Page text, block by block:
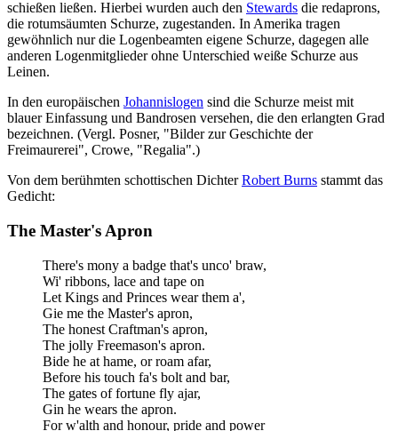
schießen ließen. Hierbei wurden auch den Stewards die redaprons,
die rotumsäumten Schurze, zugestanden. In Amerika tragen
gewöhnlich nur die Logenbeamten eigene Schurze, dagegen alle
anderen Logenmitglieder ohne Unterschied weiße Schurze aus
Leinen.
In den europäischen Johannislogen sind die Schurze meist mit
blauer Einfassung und Bandrosen versehen, die den erlangten Grad
bezeichnen. (Vergl. Posner, "Bilder zur Geschichte der
Freimaurerei", Crowe, "Regalia".)
Von dem berühmten schottischen DichterRobert Burns stammt das
Gedicht:
The Master's Apron
There's mony a badge that's unco' braw,
Wi' ribbons, lace and tape on
Let Kings and Princes wear them a',
Gie me the Master's apron,
The honest Craftman's apron,
The jolly Freemason's apron.
Bide he at hame, or roam afar,
Before his touch fa's bolt and bar,
The gates of fortune fly ajar,
Gin he wears the apron.
For w'alth and honour, pride and power